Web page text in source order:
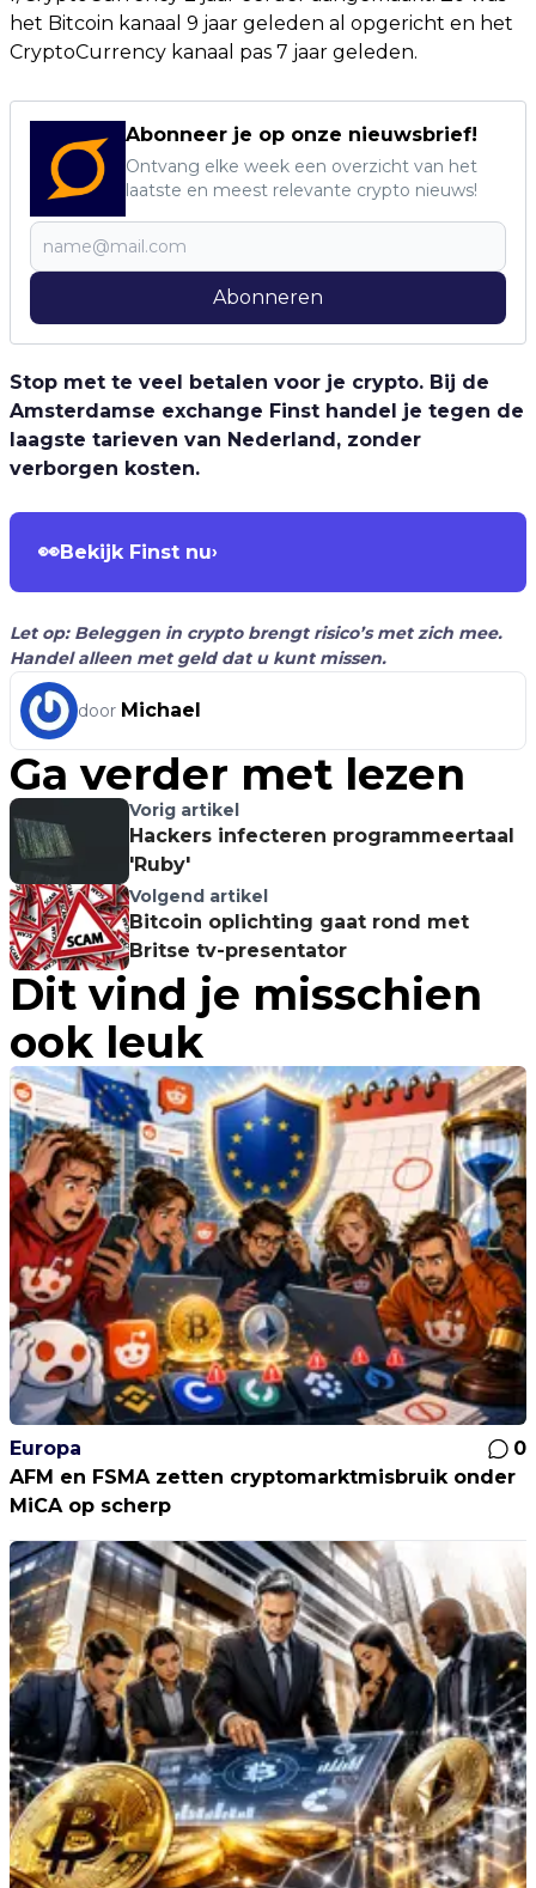
het Bitcoin kanaal 9 jaar geleden al opgericht en het
CryptoCurrency kanaal pas 7 jaar geleden.
Abonneer je op onze nieuwsbrief!
Ontvang elke week een overzicht van het
laatste en meest relevante crypto nieuws!
Abonneren
Stop met te veel betalen voor je crypto. Bij de
Amsterdamse exchange Finst handel je tegen de
laagste tarieven van Nederland, zonder
verborgen kosten.
👀Bekijk Finst nu›
Let op: Beleggen in crypto brengt risico’s met zich mee.
Handel alleen met geld dat u kunt missen.
door Michael
Ga verder met lezen
Vorig artikel
Hackers infecteren programmeertaal
'Ruby'
Volgend artikel
Bitcoin oplichting gaat rond met
Britse tv-presentator
Dit vind je misschien
ook leuk
Europa
0
AFM en FSMA zetten cryptomarktmisbruik onder
MiCA op scherp